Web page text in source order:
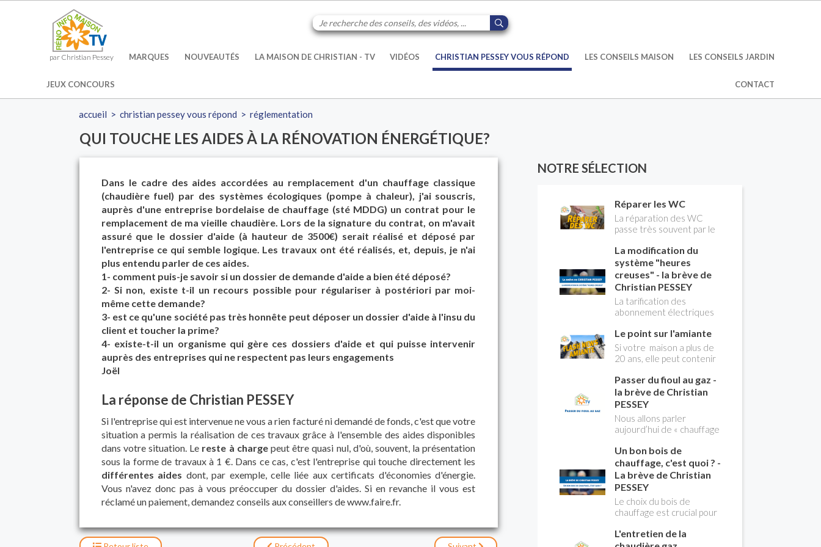
par Christian Pessey MARQUES NOUVEAUTÉS LA MAISON DE CHRISTIAN - TV VIDÉOS CHRISTIAN PESSEY VOUS RÉPOND LES CONSEILS MAISON LES CONSEILS JARDIN
JEUX CONCOURS CONTACT
accueil >christian pessey vous répond >réglementation
QUI TOUCHE LES AIDES À LA RÉNOVATION ÉNERGÉTIQUE?
Dans le cadre des aides accordées au remplacement d'un chauffage classique
(chaudière fuel) par des systèmes écologiques (pompe à chaleur), j'ai souscris,
auprès d'une entreprise bordelaise de chauffage (sté MDDG) un contrat pour le
remplacement de ma vieille chaudière. Lors de la signature du contrat, on m'avait
assuré que le dossier d'aide (à hauteur de 3500€) serait réalisé et déposé par
l'entreprise ce qui semble logique. Les travaux ont été réalisés, et, depuis, je n'ai
plus entendu parler de ces aides.
1- comment puis-je savoir si un dossier de demande d'aide a bien été déposé?
2- Si non, existe t-il un recours possible pour régulariser à postériori par moi-
même cette demande?
3- est ce qu'une société pas très honnête peut déposer un dossier d'aide à l'insu du
client et toucher la prime?
4- existe-t-il un organisme qui gère ces dossiers d'aide et qui puisse intervenir
auprès des entreprises qui ne respectent pas leurs engagements
Joël
La réponse de Christian PESSEY
Si l'entreprise qui est intervenue ne vous a rien facturé ni demandé de fonds, c'est que votre
situation a permis la réalisation de ces travaux grâce à l'ensemble des aides disponibles
dans votre situation. Le reste à chargepeut être quasi nul, d'où, souvent, la présentation
sous la forme de travaux à 1 €. Dans ce cas, c'est l'entreprise qui touche directement les
différentes aides dont, par exemple, celle liée aux certificats d'économies d'énergie.
Vous n'avez donc pas à vous préoccuper du dossier d'aides. Si en revanche il vous est
réclamé un paiement, demandez conseils aux conseillers de www.faire.fr.
NOTRE SÉLECTION
Réparer les WC
La réparation des WC
passe très souvent par le
flotteur. Tuto pour tout
vous expliquer
La modification du
système "heures
creuses" - la brève de
Christian PESSEY
La tarification des
abonnement électriques
longtemps deux
possibilités : heures
pleines, heures creuses.
Aujourd'hui Christian
PESSEY vous explique tout
ce qu'il faut savoir sur la
nouvelle modification du
système "heures creuses"
qui concerne près de 15
millions de Français !
Le point sur l'amiante
Si votre maison a plus de
20 ans, elle peut contenir
contenant de l'amiante) !
Pas de panique, on fait le
point dans notre flash
news n°3 spéciale
Amiante et ses dangers
avec Christian Pessey
Passer du fioul au gaz -
la brève de Christian
PESSEY
Nous allons parler
aujourd’hui de « chauffage
du changement d’énergie.
Nous allons aborder
l’abandon du fioul au profit
du gaz.
Un bon bois de
chauffage, c'est quoi ? -
La brève de Christian
PESSEY
Le choix du bois de
chauffage est crucial pour
rendement énergétique
L'entretien de la